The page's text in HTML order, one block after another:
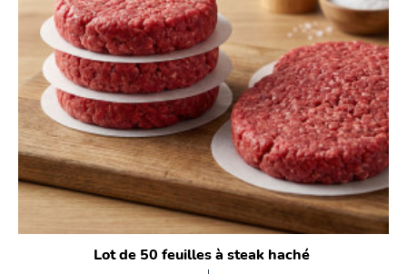
Lot de 50 feuilles à steak haché